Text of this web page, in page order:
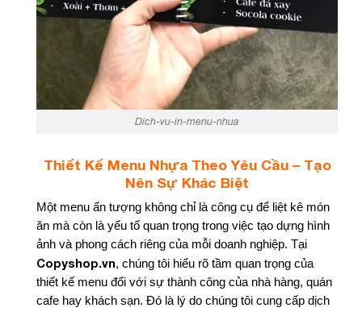
Dich-vu-in-menu-nhua
Thiết Kế Menu Nhựa Theo Yêu Cầu – Tạo
Nên Sự Khác Biệt
Một menu ấn tượng không chỉ là công cụ để liệt kê món
ăn mà còn là yếu tố quan trọng trong việc tạo dựng hình
ảnh và phong cách riêng của mỗi doanh nghiệp. Tại
Copyshop.vn, chúng tôi hiểu rõ tầm quan trọng của
thiết kế menu đối với sự thành công của nhà hàng, quán
cafe hay khách sạn. Đó là lý do chúng tôi cung cấp dịch